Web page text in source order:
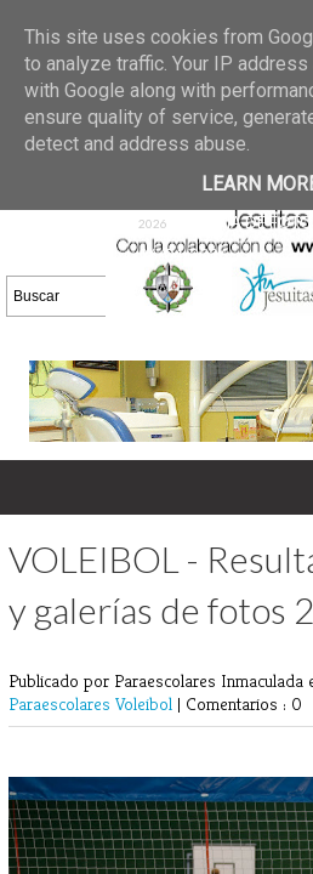
02 jun 2026
30/05/2026
25 may
DE FOTOS 23/05/2026
2026
GALERIA DE
16/05/2026
DE FOTOS 09/05/2026
2026
GALERIA DE
26/04/2026
VOLEIBOL -
y galerías de fotos
Publicado por Paraescolares Inmaculada
Paraescolares Voleibol | Comentarios : 0
This site uses cookies from
to analyze traffic. Your IP
with Google along with
ensure quality of service,
detect and address abuse.
LEARN